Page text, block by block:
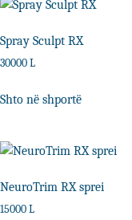
Spray Sculpt RX
30000 L
Shto në shportë
NeuroTrim RX sprei
15000 L